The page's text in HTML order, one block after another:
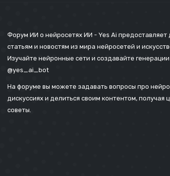
Форум ИИ о нейросетях ИИ - Yes Ai предоставляет
статьям и новостям из мира нейросетей и
Изучайте нейронные сети и создавайте
@yes_ai_bot
На форуме вы можете задавать вопросы про
дискуссиях и делиться своим контентом, получая
советы.